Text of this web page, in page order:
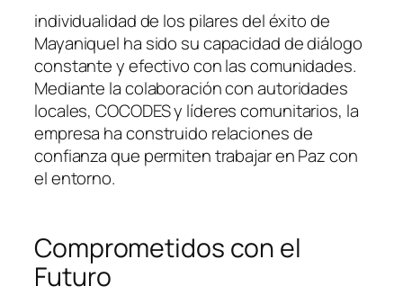
individualidad de los pilares del éxito de
Mayaniquel ha sido su capacidad de diálogo
constante y efectivo con las comunidades.
Mediante la colaboración con autoridades
locales, COCODES y líderes comunitarios, la
empresa ha construido relaciones de
confianza que permiten trabajar en Paz con
el entorno.
Comprometidos con el
Futuro